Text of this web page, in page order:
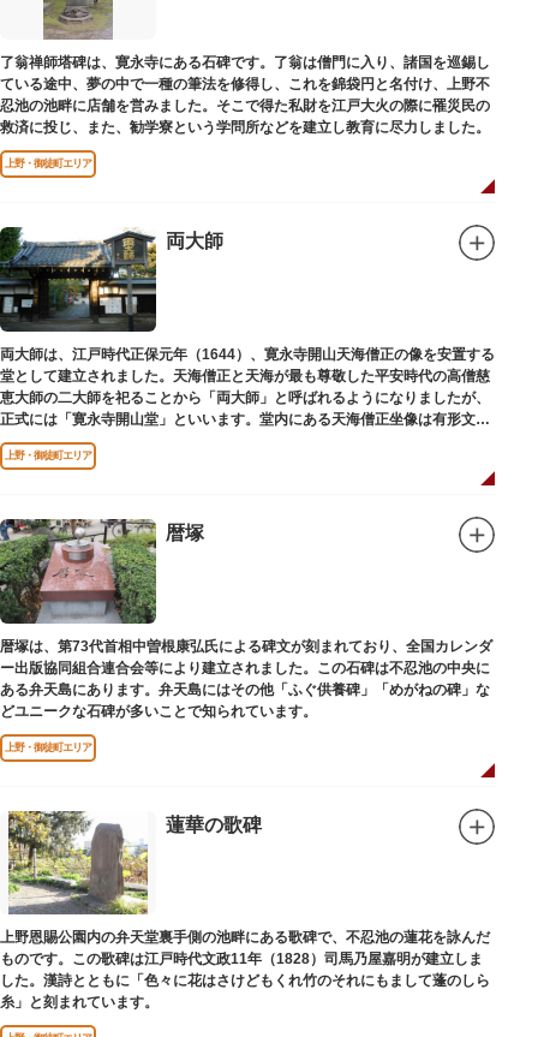
了翁禅師塔碑は、寛永寺にある石碑です。了翁は僧門に入り、諸国を巡錫し
ている途中、夢の中で一種の筆法を修得し、これを錦袋円と名付け、上野不
忍池の池畔に店舗を営みました。そこで得た私財を江戸大火の際に罹災民の
救済に投じ、また、勧学寮という学問所などを建立し教育に尽力しました。
上野・御徒町エリア
両大師
両大師は、江戸時代正保元年（1644）、寛永寺開山天海僧正の像を安置する
堂として建立されました。天海僧正と天海が最も尊敬した平安時代の高僧慈
恵大師の二大師を祀ることから「両大師」と呼ばれるようになりましたが、
正式には「寛永寺開山堂」といいます。堂内にある天海僧正坐像は有形文化
財に指定されています。
上野・御徒町エリア
暦塚
暦塚は、第73代首相中曽根康弘氏による碑文が刻まれており、全国カレンダ
ー出版協同組合連合会等により建立されました。この石碑は不忍池の中央に
ある弁天島にあります。弁天島にはその他「ふぐ供養碑」「めがねの碑」な
どユニークな石碑が多いことで知られています。
上野・御徒町エリア
蓮華の歌碑
上野恩賜公園内の弁天堂裏手側の池畔にある歌碑で、不忍池の蓮花を詠んだ
ものです。この歌碑は江戸時代文政11年（1828）司馬乃屋嘉明が建立しま
した。漢詩とともに「色々に花はさけどもくれ竹のそれにもまして蓬のしら
糸」と刻まれています。